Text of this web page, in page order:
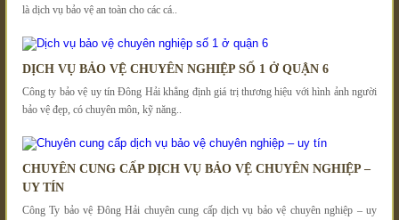
là dịch vụ bảo vệ an toàn cho các cá..
DỊCH VỤ BẢO VỆ CHUYÊN NGHIỆP SỐ 1 Ở QUẬN 6
Công ty bảo vệ uy tín Đông Hải khẳng định giá trị thương hiệu với hình ảnh người
bảo vệ đẹp, có chuyên môn, kỹ năng..
CHUYÊN CUNG CẤP DỊCH VỤ BẢO VỆ CHUYÊN NGHIỆP –
UY TÍN
Công Ty bảo vệ Đông Hải chuyên cung cấp dịch vụ bảo vệ chuyên nghiệp – uy